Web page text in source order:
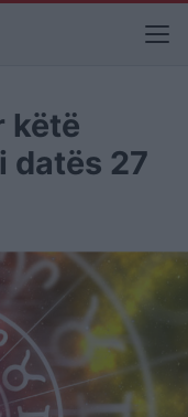
këtë
datës 27